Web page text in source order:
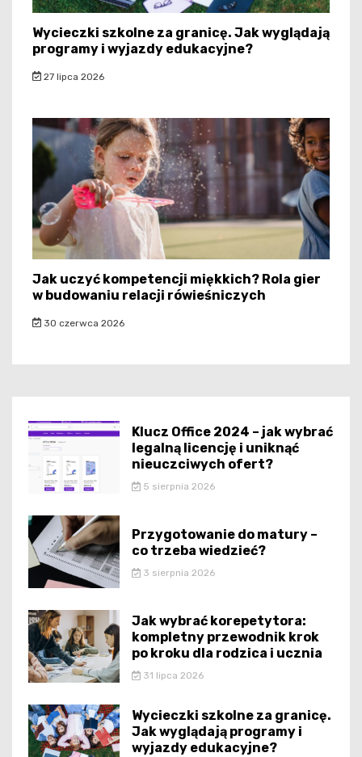
Wycieczki szkolne za granicę. Jak wyglądają
programy i wyjazdy edukacyjne?
27 lipca 2026
Jak uczyć kompetencji miękkich? Rola gier
w budowaniu relacji rówieśniczych
30 czerwca 2026
Klucz Office 2024 – jak wybrać
legalną licencję i uniknąć
nieuczciwych ofert?
5 sierpnia 2026
Przygotowanie do matury –
co trzeba wiedzieć?
3 sierpnia 2026
Jak wybrać korepetytora:
kompletny przewodnik krok
po kroku dla rodzica i ucznia
31 lipca 2026
Wycieczki szkolne za granicę.
Jak wyglądają programy i
wyjazdy edukacyjne?